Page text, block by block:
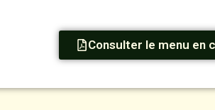
Consulter le menu en